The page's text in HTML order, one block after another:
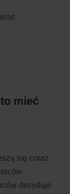
mieć
się coraz
decyduje